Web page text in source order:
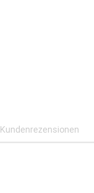
Kundenrezensionen